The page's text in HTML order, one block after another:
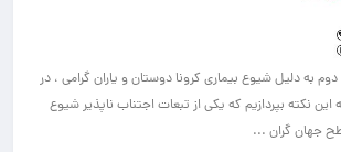
به دلیل شیوع بیماری کرونا دوستان و یاران گرامی ، در
این نکته بپردازیم که یکی از تبعات اجتناب ناپذیر شیوع
جهان گران ...